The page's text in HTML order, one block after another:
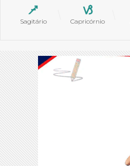
Sagitário Capricórnio